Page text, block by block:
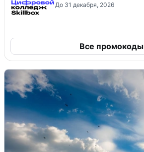
До 31 декабря, 2026
Все промокоды